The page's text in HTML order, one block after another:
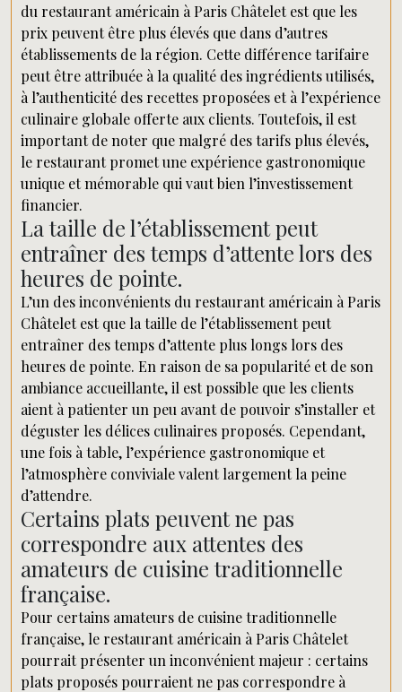
du restaurant américain à Paris Châtelet est que les
prix peuvent être plus élevés que dans d’autres
établissements de la région. Cette différence tarifaire
peut être attribuée à la qualité des ingrédients utilisés,
à l’authenticité des recettes proposées et à l’expérience
culinaire globale offerte aux clients. Toutefois, il est
important de noter que malgré des tarifs plus élevés,
le restaurant promet une expérience gastronomique
unique et mémorable qui vaut bien l’investissement
financier.
La taille de l’établissement peut
entraîner des temps d’attente lors des
heures de pointe.
L’un des inconvénients du restaurant américain à Paris
Châtelet est que la taille de l’établissement peut
entraîner des temps d’attente plus longs lors des
heures de pointe. En raison de sa popularité et de son
ambiance accueillante, il est possible que les clients
aient à patienter un peu avant de pouvoir s’installer et
déguster les délices culinaires proposés. Cependant,
une fois à table, l’expérience gastronomique et
l’atmosphère conviviale valent largement la peine
d’attendre.
Certains plats peuvent ne pas
correspondre aux attentes des
amateurs de cuisine traditionnelle
française.
Pour certains amateurs de cuisine traditionnelle
française, le restaurant américain à Paris Châtelet
pourrait présenter un inconvénient majeur : certains
plats proposés pourraient ne pas correspondre à